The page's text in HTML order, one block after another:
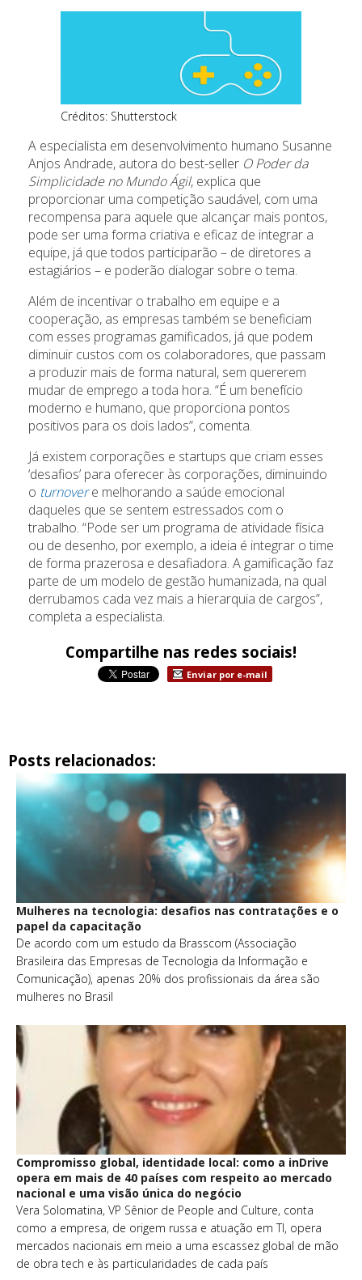
Créditos: Shutterstock
A especialista em desenvolvimento humano Susanne
Anjos Andrade, autora do best-seller O Poder da
Simplicidade no Mundo Ágil, explica que
proporcionar uma competição saudável, com uma
recompensa para aquele que alcançar mais pontos,
pode ser uma forma criativa e eficaz de integrar a
equipe, já que todos participarão – de diretores a
estagiários – e poderão dialogar sobre o tema.
Além de incentivar o trabalho em equipe e a
cooperação, as empresas também se beneficiam
com esses programas gamificados, já que podem
diminuir custos com os colaboradores, que passam
a produzir mais de forma natural, sem quererem
mudar de emprego a toda hora. “É um benefício
moderno e humano, que proporciona pontos
positivos para os dois lados”, comenta.
Já existem corporações e startups que criam esses
‘desafios’ para oferecer às corporações, diminuindo
o turnovere melhorando a saúde emocional
daqueles que se sentem estressados com o
trabalho. “Pode ser um programa de atividade física
ou de desenho, por exemplo, a ideia é integrar o time
de forma prazerosa e desafiadora. A gamificação faz
parte de um modelo de gestão humanizada, na qual
derrubamos cada vez mais a hierarquia de cargos”,
completa a especialista.
Compartilhe nas redes sociais!
Enviar por e-mail
Posts relacionados:
Mulheres na tecnologia: desafios nas contratações e o
papel da capacitação
De acordo com um estudo da Brasscom (Associação
Brasileira das Empresas de Tecnologia da Informação e
Comunicação), apenas 20% dos profissionais da área são
mulheres no Brasil
Compromisso global, identidade local: como a inDrive
opera em mais de 40 países com respeito ao mercado
nacional e uma visão única do negócio
Vera Solomatina, VP Sênior de People and Culture, conta
como a empresa, de origem russa e atuação em TI, opera
mercados nacionais em meio a uma escassez global de mão
de obra tech e às particularidades de cada país